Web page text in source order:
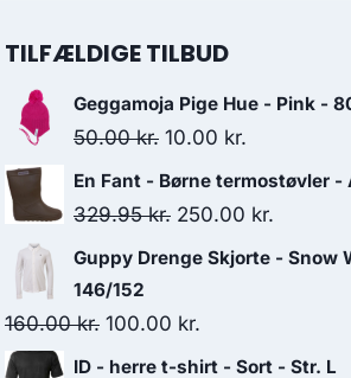
TILFÆLDIGE TILBUD
Geggamoja Pige Hue - Pink -
50.00kr. Original
price
was:
10.00 kr.
price
is:
En Fant - Børne termostøvler -
329.95kr. Original
price
329.95 kr..
250.00 kr.
price
Guppy Drenge Skjorte - Snow
146/152
160.00kr. Original
price
100.00 kr.
price
ID - herre t-shirt - Sort - Str. L